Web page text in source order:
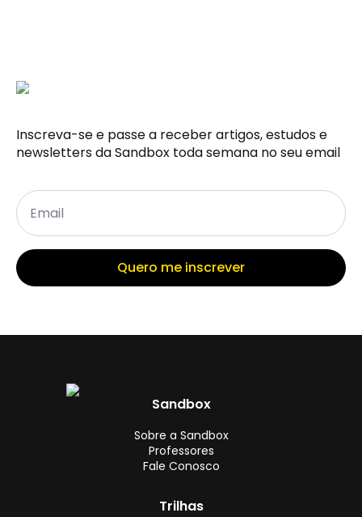
Inscreva-se e passe a receber artigos, estudos e
newsletters da Sandbox toda semana no seu email
Email
*
Quero me inscrever
Sandbox
Sobre a Sandbox
Professores
Fale Conosco
Trilhas